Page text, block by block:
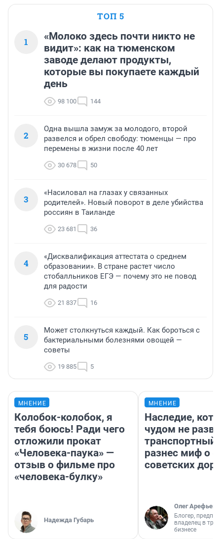
ТОП 5
1
«Молоко здесь почти никто не
видит»: как на тюменском
заводе делают продукты,
которые вы покупаете каждый
день
98 100 144
2
Одна вышла замуж за молодого, второй
развелся и обрел свободу: тюменцы — про
перемены в жизни после 40 лет
30 678 50
3
«Насиловал на глазах у связанных
родителей». Новый поворот в деле убийства
россиян в Таиланде
23 681 36
4
«Дисквалификация аттестата о среднем
образовании». В стране растет число
стобалльников ЕГЭ — почему это не повод
для радости
21 837 16
5
Может столкнуться каждый. Как бороться с
бактериальными болезнями овощей —
советы
19 885 5
МНЕНИЕ
Колобок-колобок, я
тебя боюсь! Ради чего
отложили прокат
«Человека-паука» —
отзыв о фильме про
«человека-булку»
Надежда Губарь
МНЕНИЕ
Наследие,
чудом не
транспортный
разнес миф о
советских
Олег Арефьев
Блогер,
владелец в
бизнесе